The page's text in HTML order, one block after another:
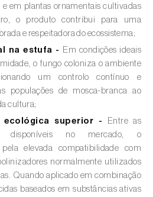
e em plantas ornamentais cultivadas
o produto contribui para uma
e respeitadora do ecossistema;
na estufa - Em condições ideais
o fungo coloniza o ambiente
um controlo contínuo e
populações de mosca-branca ao
cultura;
ecológica superior -
Entre as
disponíveis no mercado, o
elevada compatibilidade com
normalmente utilizados
Quando aplicado em combinação
baseados em substâncias ativas